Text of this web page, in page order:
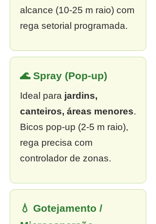
alcance (10-25 m raio) com
rega setorial programada.
🌊 Spray (Pop-up)
Ideal para jardins,
canteiros, áreas menores.
Bicos pop-up (2-5 m raio),
rega precisa com
controlador de zonas.
💧 Gotejamento /